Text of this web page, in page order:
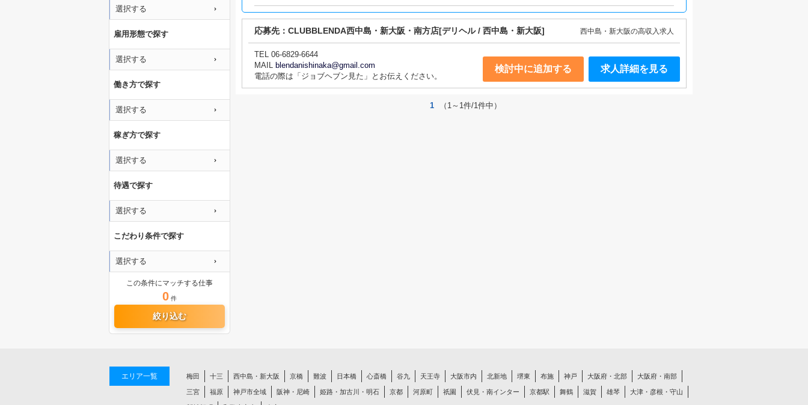
未経験者大歓迎■経験者優遇※ 必要条件・車両持ち込み可能な方・ナビ付き歓迎（スマホナビ可）・
応募先： CLUBBLENDA西中島・新大阪・南方店[デリヘル / 西中島・新大阪] 西中島・新大阪の高収入求人
TEL 06-6829-6644
MAIL blendanishinaka@gmail.com
電話の際は「ジョブヘブン見た」とお伝えください。
検討中に追加する 求人詳細を見る
1 （1～1件/1件中）
選択する
雇用形態で探す
選択する
働き方で探す
選択する
稼ぎ方で探す
選択する
待遇で探す
選択する
こだわり条件で探す
選択する
この条件にマッチする仕事
0 件
絞り込む
エリア一覧 梅田 十三 西中島・新大阪 京橋 難波 日本橋 心斎橋 谷九 天王寺 大阪市内 北新地 堺東 布施 神戸 大阪府・北部 大阪府・南部
三宮 福原 神戸市全域 阪神・尼崎 姫路・加古川・明石 京都 河原町 祇園 伏見・南インター 京都駅 舞鶴 滋賀 雄琴 大津・彦根・守山